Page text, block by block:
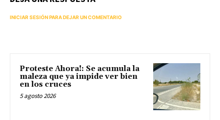
INICIAR SESIÓN PARA DEJAR UN COMENTARIO
Proteste Ahora!: Se acumula la
maleza que ya impide ver bien
en los cruces
5 agosto 2026